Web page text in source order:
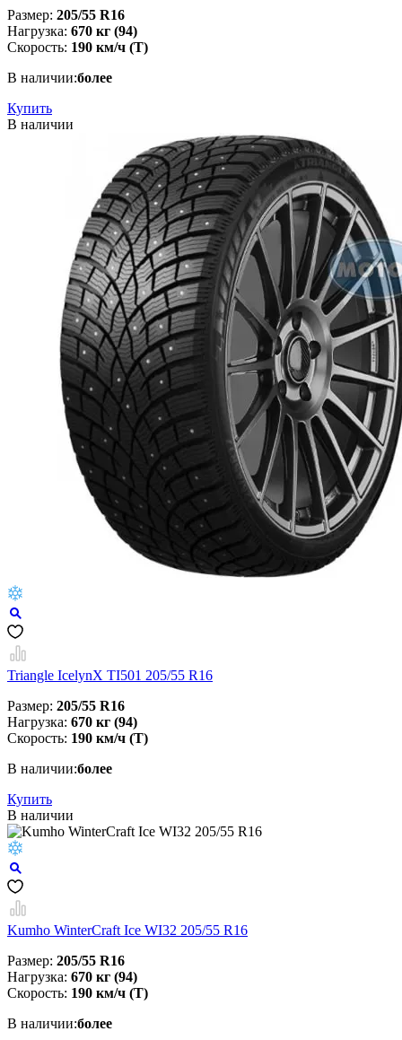
Размер: 205/55 R16
Нагрузка: 670 кг (94)
Скорость: 190 км/ч (T)
В наличии:более
Купить
В наличии
Triangle IcelynX TI501 205/55 R16
Размер: 205/55 R16
Нагрузка: 670 кг (94)
Скорость: 190 км/ч (T)
В наличии:более
Купить
В наличии
Kumho WinterCraft Ice WI32 205/55 R16
Размер: 205/55 R16
Нагрузка: 670 кг (94)
Скорость: 190 км/ч (T)
В наличии:более